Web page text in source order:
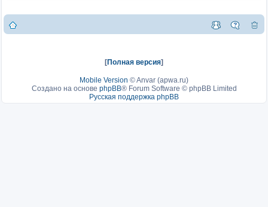
[Полная версия]
Mobile Version ©Anvar (apwa.ru)
Создано на основе phpBB® Forum Software © phpBB Limited
Русская поддержка phpBB